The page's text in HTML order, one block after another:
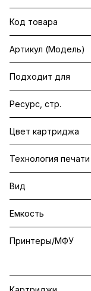
Код товара
Артикул (Модель)
Подходит для
Ресурс, стр.
Цвет картриджа
Технология печати
Вид
Емкость
Принтеры/МФУ